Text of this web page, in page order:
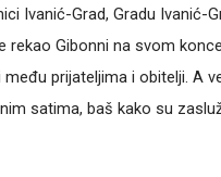
Ivanić-Grad, Gradu Ivanić-
rekao Gibonni na svom
prijateljima i obitelji. A
satima, baš kako su